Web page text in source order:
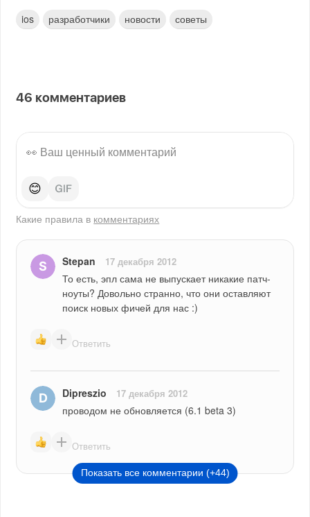
ios разработчики новости советы
46 комментариев
😊
Какие правила в комментариях
Stepan 17 декабря 2012
То есть, эпл сама не выпускает никакие патч-
ноуты? Довольно странно, что они оставляют
поиск новых фичей для нас :)
Ответить
Dipreszio 17 декабря 2012
проводом не обновляется (6.1 beta 3)
Ответить
Показать все комментарии (+44)